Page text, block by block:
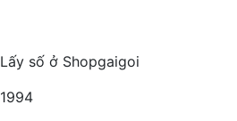
Lấy số ở Shopgaigoi
1994